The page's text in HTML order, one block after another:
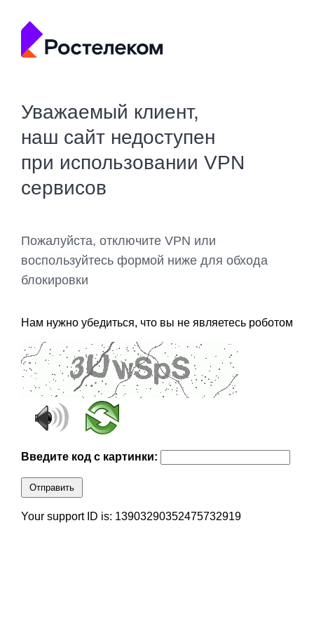
Уважаемый клиент,
наш сайт недоступен
при использовании VPN
сервисов
Пожалуйста, отключите VPN или
воспользуйтесь формой ниже для обхода
блокировки
Нам нужно убедиться, что вы не являетесь роботом
Введите код с картинки:
Отправить
Your support ID is: 13903290352475732919